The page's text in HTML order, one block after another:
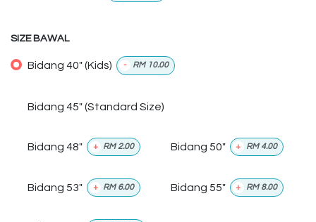
SIZE BAWAL
Bidang 40" (Kids) - RM 10.00
Bidang 45" (Standard Size)
Bidang 48" + RM2.00 Bidang 50" + RM 4.00
Bidang 53" + RM 6.00 Bidang 55" + RM 8.00